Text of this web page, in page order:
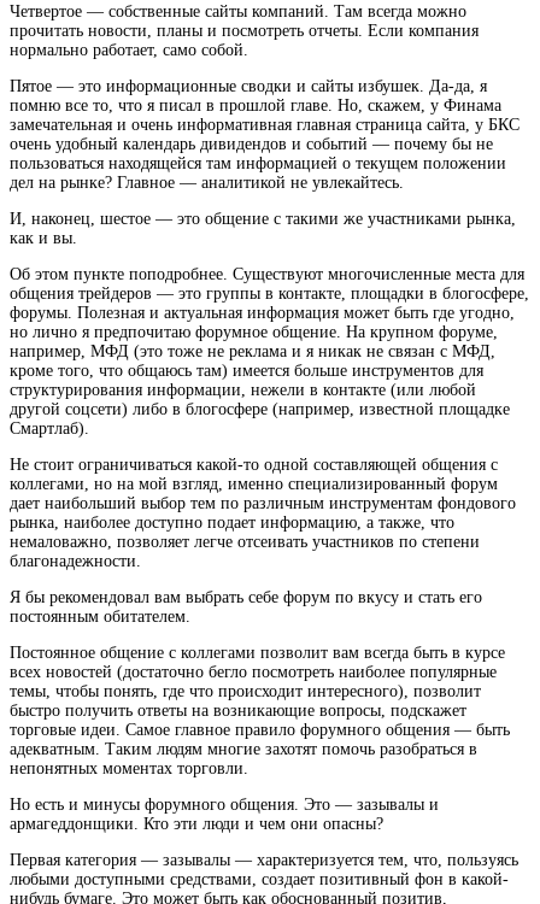
Четвертое — собственные сайты компаний. Там всегда можно
прочитать новости, планы и посмотреть отчеты. Если компания
нормально работает, само собой.
Пятое — это информационные сводки и сайты избушек. Да-да, я
помню все то, что я писал в прошлой главе. Но, скажем, у Финама
замечательная и очень информативная главная страница сайта, у БКС
очень удобный календарь дивидендов и событий — почему бы не
пользоваться находящейся там информацией о текущем положении
дел на рынке? Главное — аналитикой не увлекайтесь.
И, наконец, шестое — это общение с такими же участниками рынка,
как и вы.
Об этом пункте поподробнее. Существуют многочисленные места для
общения трейдеров — это группы в контакте, площадки в блогосфере,
форумы. Полезная и актуальная информация может быть где угодно,
но лично я предпочитаю форумное общение. На крупном форуме,
например, МФД (это тоже не реклама и я никак не связан с МФД,
кроме того, что общаюсь там) имеется больше инструментов для
структурирования информации, нежели в контакте (или любой
другой соцсети) либо в блогосфере (например, известной площадке
Смартлаб).
Не стоит ограничиваться какой-то одной составляющей общения с
коллегами, но на мой взгляд, именно специализированный форум
дает наибольший выбор тем по различным инструментам фондового
рынка, наиболее доступно подает информацию, а также, что
немаловажно, позволяет легче отсеивать участников по степени
благонадежности.
Я бы рекомендовал вам выбрать себе форум по вкусу и стать его
постоянным обитателем.
Постоянное общение с коллегами позволит вам всегда быть в курсе
всех новостей (достаточно бегло посмотреть наиболее популярные
темы, чтобы понять, где что происходит интересного), позволит
быстро получить ответы на возникающие вопросы, подскажет
торговые идеи. Самое главное правило форумного общения — быть
адекватным. Таким людям многие захотят помочь разобраться в
непонятных моментах торговли.
Но есть и минусы форумного общения. Это — зазывалы и
армагеддонщики. Кто эти люди и чем они опасны?
Первая категория — зазывалы — характеризуется тем, что, пользуясь
любыми доступными средствами, создает позитивный фон в какой-
нибудь бумаге. Это может быть как обоснованный позитив,